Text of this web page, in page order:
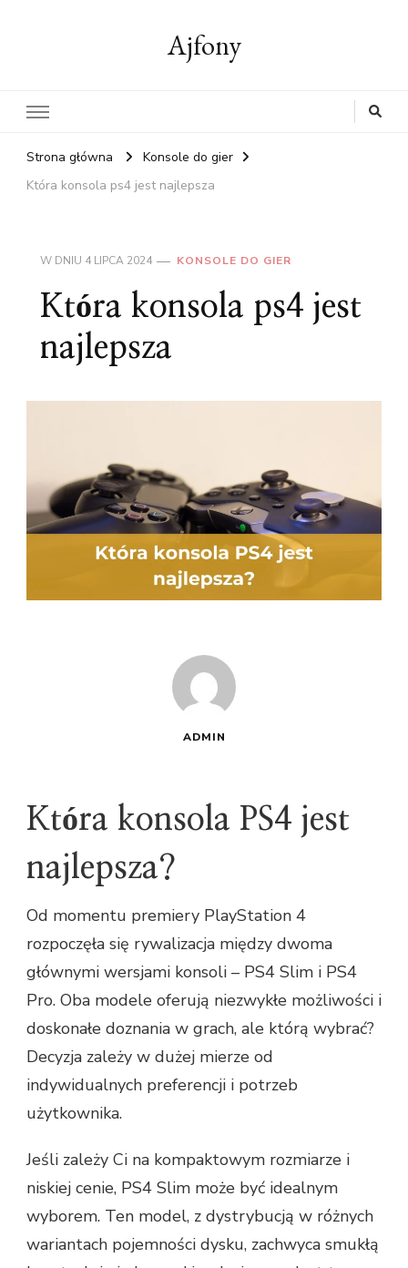
Ajfony
Strona główna
Konsole do gier
Która konsola ps4 jest najlepsza
W DNIU 4 LIPCA 2024 KONSOLE DO GIER
Która konsola ps4 jest
najlepsza
ADMIN
Która konsola PS4 jest
najlepsza?
Od momentu premiery PlayStation 4
rozpoczęła się rywalizacja między dwoma
głównymi wersjami konsoli – PS4 Slim i PS4
Pro. Oba modele oferują niezwykłe możliwości i
doskonałe doznania w grach, ale którą wybrać?
Decyzja zależy w dużej mierze od
indywidualnych preferencji i potrzeb
użytkownika.
Jeśli zależy Ci na kompaktowym rozmiarze i
niskiej cenie, PS4 Slim może być idealnym
wyborem. Ten model, z dystrybucją w różnych
wariantach pojemności dysku, zachwyca smukłą